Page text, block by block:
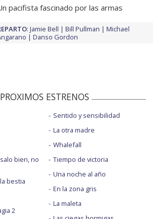
pacifista fascinado por las armas
: Jamie Bell Bill Pullman
Michael
Danso Gordon
PROXIMOS ESTRENOS
bien, no
bestia
2
Sentido y sensibilidad
La otra madre
Whalefall
Tiempo de victoria
Una noche al año
En la zona gris
La maleta